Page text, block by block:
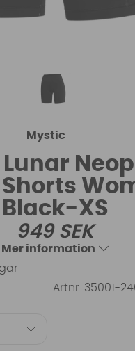
Mystic
Lunar
Shorts
Black-XS
949SEK
Mer information
Artnr: 35001-